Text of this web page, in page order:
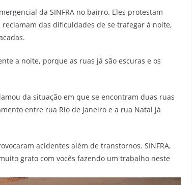
da SINFRA no bairro. Eles protestam
das dificuldades de se trafegar à noite,
a noite, porque as ruas já são escuras e os
da situação em que se encontram duas ruas
entre rua Rio de Janeiro e a rua Natal já
acidentes além de transtornos. SINFRA,
grato com vocês fazendo um trabalho neste